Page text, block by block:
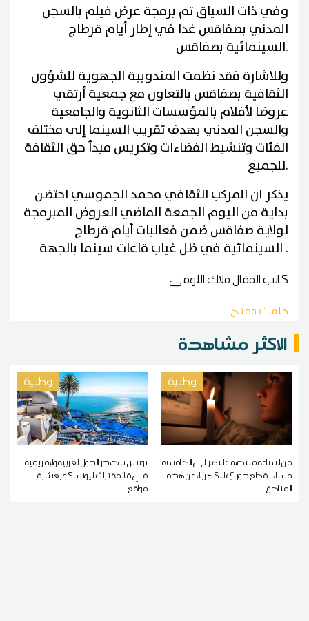
وفي ذات السياق تم برمجة عرض فيلم بالسجن
المدني بصفاقس غدا في إطار أيام قرطاج
السينمائية بصفاقس.
وللاشارة فقد نظمت المندوبية الجهوية للشؤون
الثقافية بصفاقس بالتعاون مع جمعية أرتقي
عروضا لأفلام بالمؤسسات الثانوية والجامعية
والسجن المدني بهدف تقريب السينما إلى مختلف
الفئات وتنشيط الفضاءات وتكريس مبدأ حق الثقافة
للجميع.
يذكر ان المركب الثقافي محمد الجموسي احتضن
بداية من اليوم الجمعة الماضي العروض المبرمجة
لولاية صفاقس ضمن فعاليات أيام قرطاج
السينمائية في ظل غياب قاعات سينما بالجهة .
كاتب المقالملاك اللومي
كلمات مفتاح
الاكثر مشاهدة
وطنية
من الساعة منتصف النهار إلى الخامسة
مساء.. قطع دوري للكهرباء عن هذه
المناطق
وطنية
تونس تتصدر الدول العربية والإفريقية
في قائمة تراث اليونسكو بعشرة
مواقع